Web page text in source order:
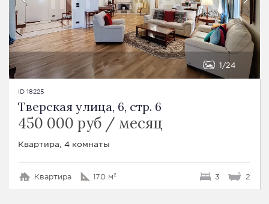
1 24
ID 18225
Тверская улица, 6, стр. 6
450 000 руб / месяц
Квартира, 4 комнаты
Квартира 170 м² 3 2